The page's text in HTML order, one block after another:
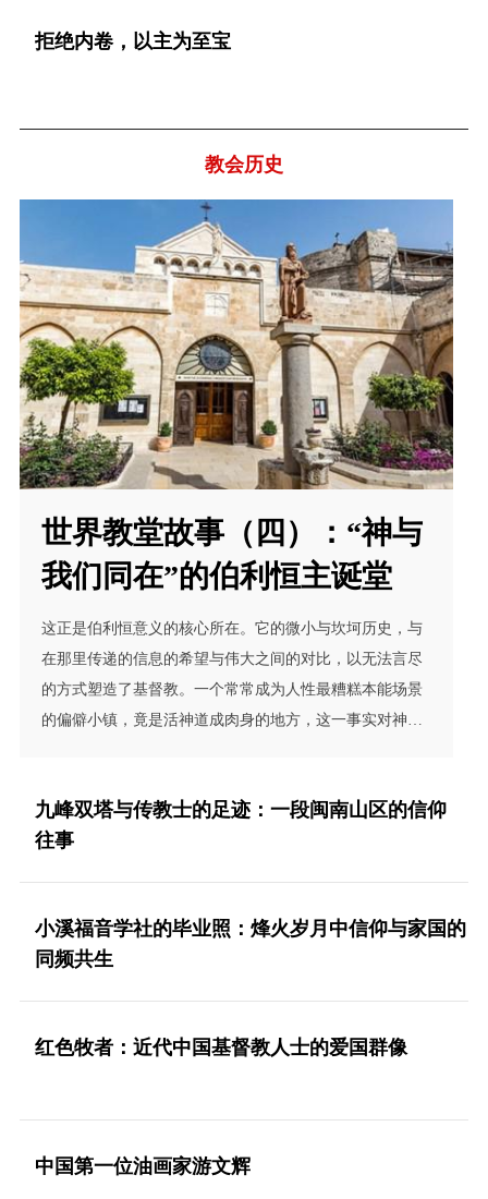
拒绝内卷，以主为至宝
教会历史
世界教堂故事（四）：“神与
我们同在”的伯利恒主诞堂
这正是伯利恒意义的核心所在。它的微小与坎坷历史，与
在那里传递的信息的希望与伟大之间的对比，以无法言尽
的方式塑造了基督教。一个常常成为人性最糟糕本能场景
的偏僻小镇，竟是活神道成肉身的地方，这一事实对神性
九峰双塔与传教士的足迹：一段闽南山区的信仰
往事
小溪福音学社的毕业照：烽火岁月中信仰与家国的
同频共生
红色牧者：近代中国基督教人士的爱国群像
中国第一位油画家游文辉